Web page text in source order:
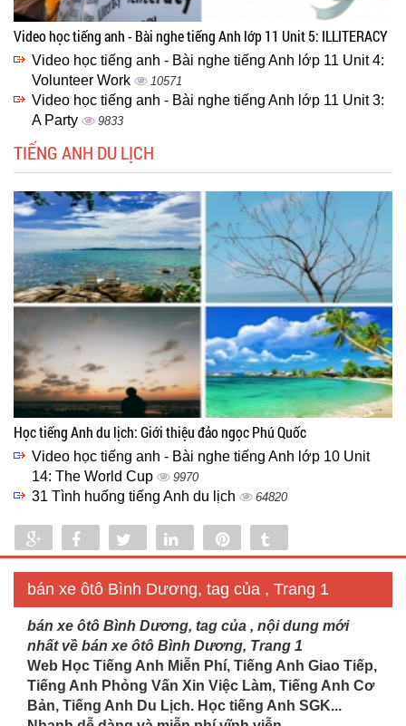
Video học tiếng anh - Bài nghe tiếng Anh lớp 11 Unit 5: ILLITERACY
Video học tiếng anh - Bài nghe tiếng Anh lớp 11 Unit 4:
Volunteer Work
10571
Video học tiếng anh - Bài nghe tiếng Anh lớp 11 Unit 3:
A Party
9833
TIẾNG ANH DU LỊCH
Học tiếng Anh du lịch: Giới thiệu đảo ngọc Phú Quốc
Video học tiếng anh - Bài nghe tiếng Anh lớp 10 Unit
14: The World Cup
9970
31 Tình huống tiếng Anh du lịch 64820
Share Share Tweet Share
bán xe ôtô Bình Dương, tag của , Trang 1
bán xe ôtô Bình Dương, tag của , nội dung mới
nhất về bán xe ôtô Bình Dương, Trang 1
Web Học Tiếng Anh Miễn Phí, Tiếng Anh Giao Tiếp,
Tiếng Anh Phỏng Vấn Xin Việc Làm, Tiếng Anh Cơ
Bản, Tiếng Anh Du Lịch. Học tiếng Anh SGK...